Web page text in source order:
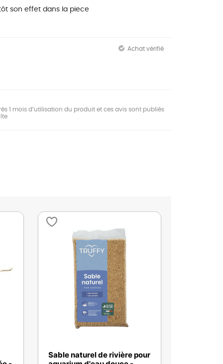
son effet dans la piece
Achat vérifié
1 mois d’utilisation du produit et ces avis sont publiés
Sable naturel de rivière pour